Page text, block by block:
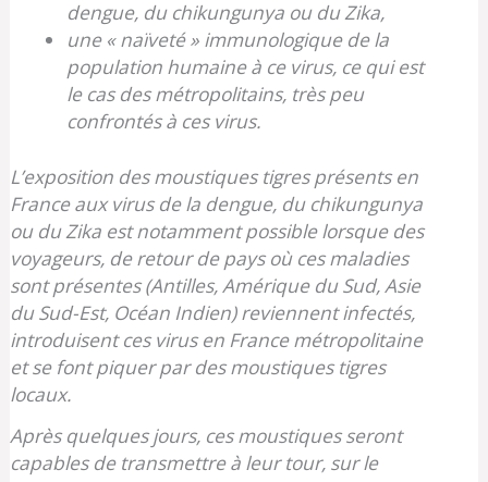
dengue, du chikungunya ou du Zika,
une « naïveté » immunologique de la
population humaine à ce virus, ce qui est
le cas des métropolitains, très peu
confrontés à ces virus.
L’exposition des moustiques tigres présents en
France aux virus de la dengue, du chikungunya
ou du Zika est notamment possible lorsque des
voyageurs, de retour de pays où ces maladies
sont présentes (Antilles, Amérique du Sud, Asie
du Sud-Est, Océan Indien) reviennent infectés,
introduisent ces virus en France métropolitaine
et se font piquer par des moustiques tigres
locaux.
Après quelques jours, ces moustiques seront
capables de transmettre à leur tour, sur le